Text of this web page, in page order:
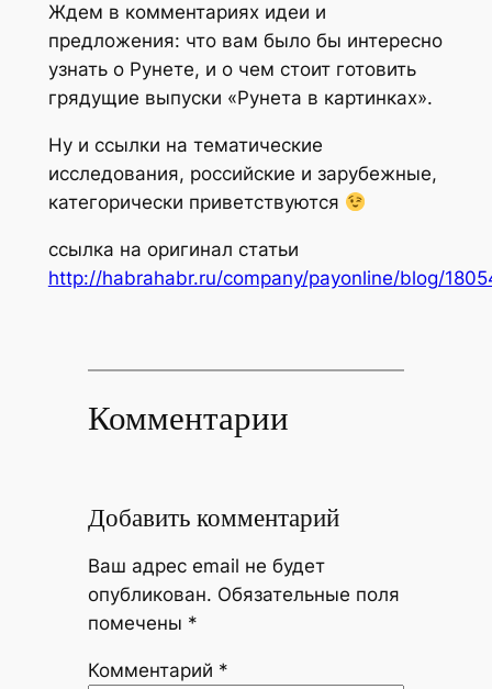
Ждем в комментариях идеи и
предложения: что вам было бы интересно
узнать о Рунете, и о чем стоит готовить
грядущие выпуски «Рунета в картинках».
Ну и ссылки на тематические
исследования, российские и зарубежные,
категорически приветствуются
ссылка на оригинал статьи
http://habrahabr.ru/company/payonline/blog/
Комментарии
Добавить комментарий
Ваш адрес email не будет
опубликован. Обязательные поля
помечены *
Комментарий *